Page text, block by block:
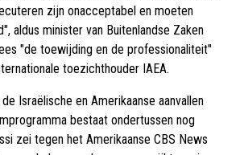
zijn onacceptabel en moeten
aldus minister van Buitenlandse Zaken
"de toewijding en de professionaliteit"
toezichthouder IAEA.
Israëlische en Amerikaanse aanvallen
bestaat ondertussen nog
zei tegen het Amerikaanse CBS News